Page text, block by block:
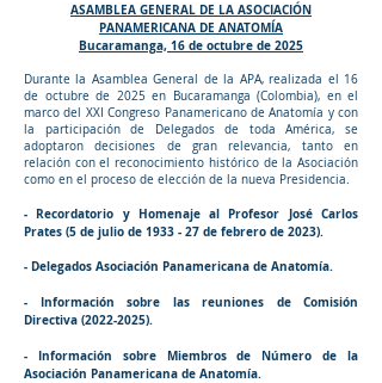
ASAMBLEA GENERAL DE LA ASOCIACIÓN
PANAMERICANA DE ANATOMÍA
Bucaramanga, 16 de octubre de 2025
Durante la Asamblea General de la APA, realizada el 16
de octubre de 2025 en Bucaramanga (Colombia), en el
marco del XXI Congreso Panamericano de Anatomía y con
la participación de Delegados de toda América, se
adoptaron decisiones de gran relevancia, tanto en
relación con el reconocimiento histórico de la Asociación
como en el proceso de elección de la nueva Presidencia.
- Recordatorio y Homenaje al Profesor José Carlos
Prates (5 de julio de 1933 - 27 de febrero de 2023).
- Delegados Asociación Panamericana de Anatomía.
- Información sobre las reuniones de Comisión
Directiva (2022-2025).
- Información sobre Miembros de Número de la
Asociación Panamericana de Anatomía.